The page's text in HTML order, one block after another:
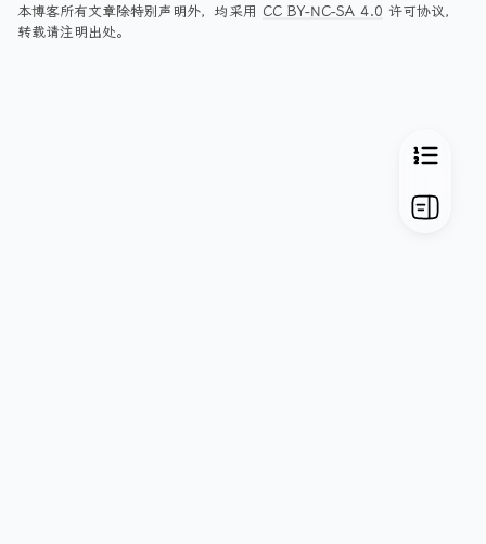
本博客所有文章除特别声明外，均采用 CC BY-NC-SA 4.0 许可协议，
转载请注明出处。